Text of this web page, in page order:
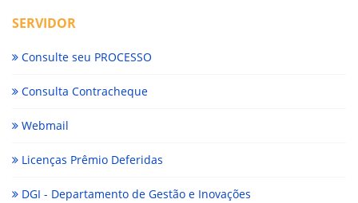
SERVIDOR
Consulte seu PROCESSO
Consulta Contracheque
Webmail
Licenças Prêmio Deferidas
DGI - Departamento de Gestão e Inovações